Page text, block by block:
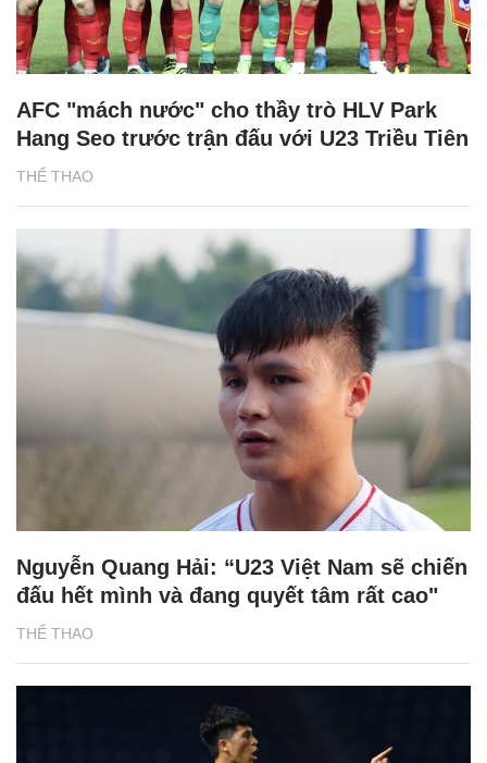
THỂ THAO
AFC "mách nước" cho thầy trò HLV Park
Hang Seo trước trận đấu với U23 Triều Tiên
THỂ THAO
Nguyễn Quang Hải: “U23 Việt Nam sẽ chiến
đấu hết mình và đang quyết tâm rất cao"